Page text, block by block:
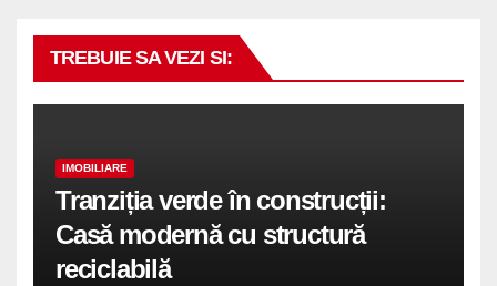
TREBUIE SA VEZI SI:
IMOBILIARE
Tranziția verde în construcții:
Casă modernă cu structură
reciclabilă